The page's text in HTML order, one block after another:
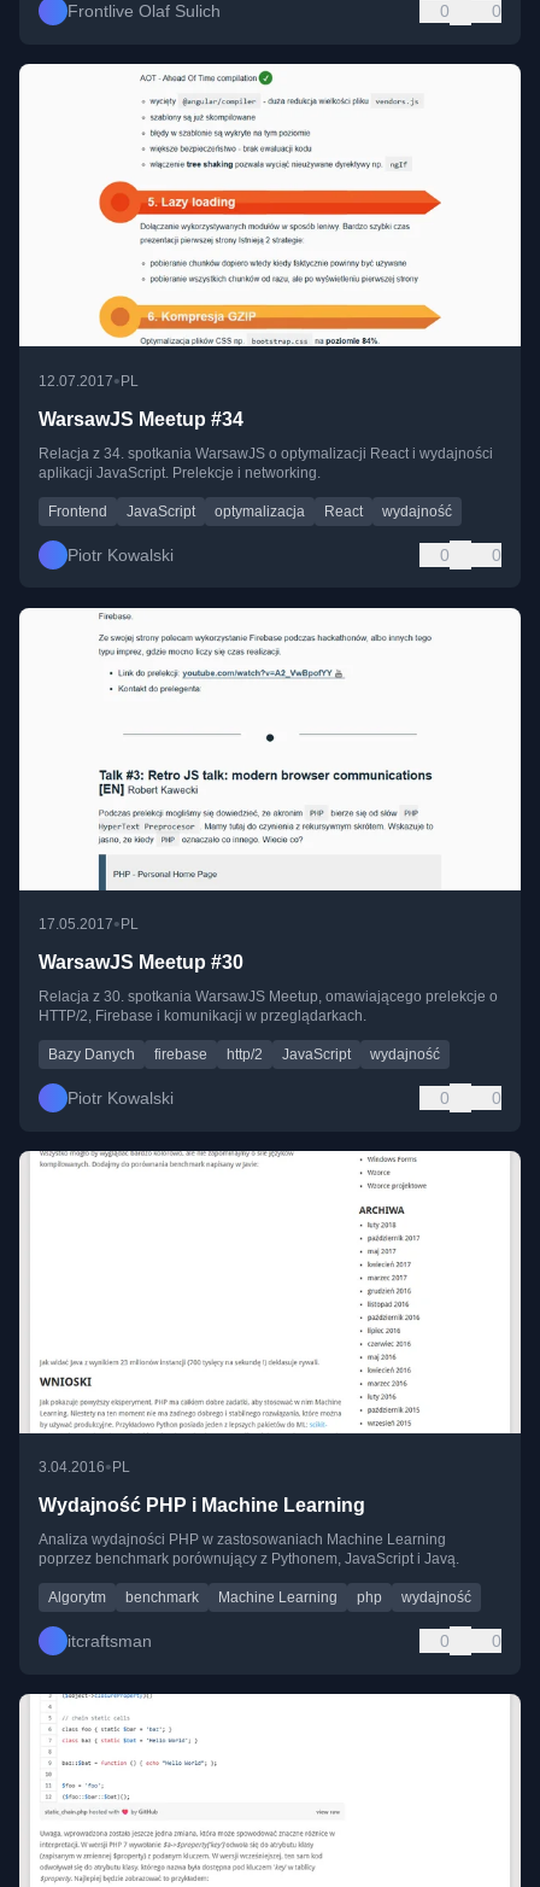
Frontlive Olaf Sulich 0 0
12.07.2017•PL
WarsawJS Meetup #34
Relacja z 34. spotkania WarsawJS o optymalizacji React i wydajności
aplikacji JavaScript. Prelekcje i networking.
Frontend JavaScript optymalizacja React wydajność
Piotr Kowalski 0 0
17.05.2017• PL
WarsawJS Meetup #30
Relacja z 30. spotkania WarsawJS Meetup, omawiającego prelekcje o
HTTP/2, Firebase i komunikacji w przeglądarkach.
Bazy Danych firebase http/2 JavaScript wydajność
Piotr Kowalski 0 0
3.04.2016• PL
Wydajność PHP i Machine Learning
Analiza wydajności PHP w zastosowaniach Machine Learning
poprzez benchmark porównujący z Pythonem, JavaScript i Javą.
Algorytm benchmark Machine Learning php wydajność
itcraftsman 0 0